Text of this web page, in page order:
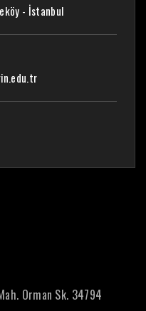
- İstanbul
Orman Sk. 34794